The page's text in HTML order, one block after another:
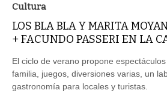
Cultura
LOS BLA BLA Y MARITA
+ FACUNDO PASSERI EN LA
El ciclo de verano propone
familia, juegos, diversiones varias, un
gastronomía para locales y turistas.